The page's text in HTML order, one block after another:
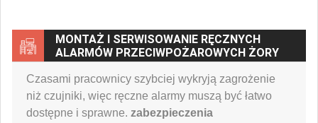
MONTAŻ I SERWISOWANIE RĘCZNYCH
ALARMÓW PRZECIWPOŻAROWYCH ŻORY
Czasami pracownicy szybciej wykryją zagrożenie
niż czujniki, więc ręczne alarmy muszą być łatwo
dostępne i sprawne. zabezpieczenia